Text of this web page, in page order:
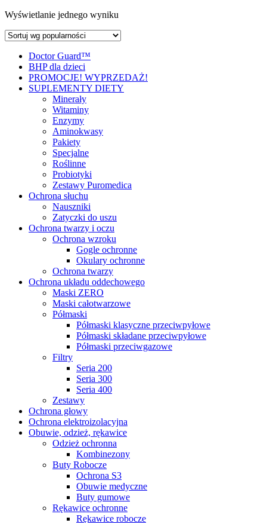
Wyświetlanie jednego wyniku
Doctor Guard™
BHP dla dzieci
PROMOCJE! WYPRZEDAŻ!
SUPLEMENTY DIETY
Minerały
Witaminy
Enzymy
Aminokwasy
Pakiety
Specjalne
Roślinne
Probiotyki
Zestawy Puromedica
Ochrona słuchu
Nauszniki
Zatyczki do uszu
Ochrona twarzy i oczu
Ochrona wzroku
Gogle ochronne
Okulary ochronne
Ochrona twarzy
Ochrona układu oddechowego
Maski ZERO
Maski całotwarzowe
Półmaski
Półmaski klasyczne przeciwpyłowe
Półmaski składane przeciwpyłowe
Półmaski przeciwgazowe
Filtry
Seria 200
Seria 300
Seria 400
Zestawy
Ochrona głowy
Ochrona elektroizolacyjna
Obuwie, odzież, rękawice
Odzież ochronna
Kombinezony
Buty Robocze
Ochrona S3
Obuwie medyczne
Buty gumowe
Rękawice ochronne
Rękawice robocze